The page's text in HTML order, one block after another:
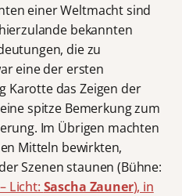
einer Weltmacht sind
bekannten
die zu
eine der ersten
Karotte das Zeigen der
spitze Bemerkung zum
Im Übrigen machten
Mitteln bewirkten,
Szenen staunen (Bühne:
– Licht: Sascha Zauner), in